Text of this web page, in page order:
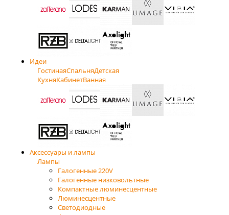
Идеи
ГостинаяСпальняДетская
КухняКабинетВанная
Аксессуары и лампы
Лампы
Галогенные 220V
Галогенные низковольтные
Компактные люминесцентные
Люминесцентные
Светодиодные